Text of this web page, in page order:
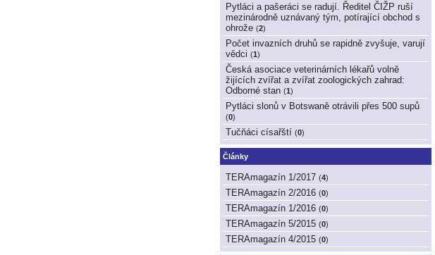
Pytláci a pašeráci se radují. Ředitel ČIŽP ruší
mezinárodně uznávaný tým, potírající obchod s
ohrože (2)
Počet invazních druhů se rapidně zvyšuje, varují
vědci (1)
Česká asociace veterinárních lékařů volně
žijících zvířat a zvířat zoologických zahrad:
Odborné stan (1)
Pytláci slonů v Botswaně otrávili přes 500 supů
(0)
Tučňáci císařští (0)
Články
TERAmagazín 1/2017 (4)
TERAmagazín 2/2016 (0)
TERAmagazín 1/2016 (0)
TERAmagazín 5/2015 (0)
TERAmagazín 4/2015 (0)